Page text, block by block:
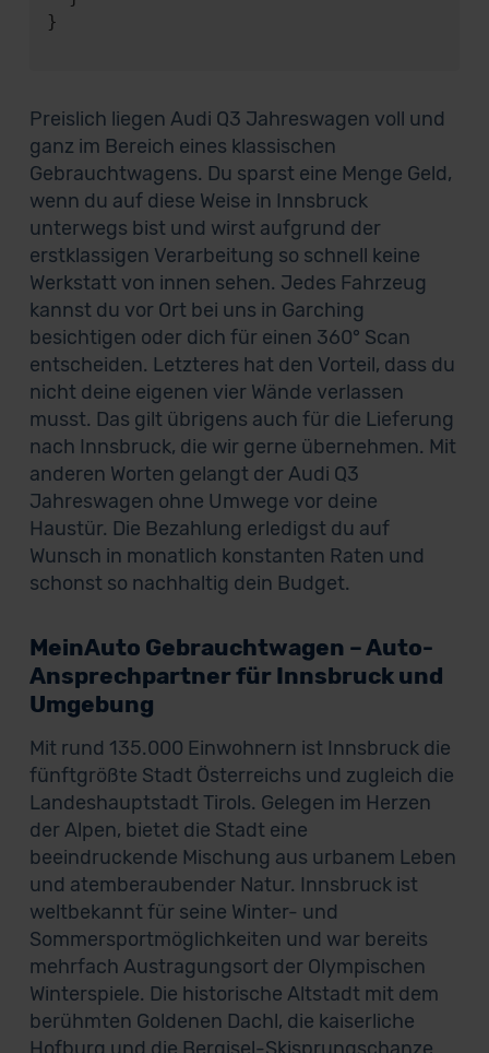
}
Preislich liegen Audi Q3 Jahreswagen voll und
ganz im Bereich eines klassischen
Gebrauchtwagens. Du sparst eine Menge Geld,
wenn du auf diese Weise in Innsbruck
unterwegs bist und wirst aufgrund der
erstklassigen Verarbeitung so schnell keine
Werkstatt von innen sehen. Jedes Fahrzeug
kannst du vor Ort bei uns in Garching
besichtigen oder dich für einen 360° Scan
entscheiden. Letzteres hat den Vorteil, dass du
nicht deine eigenen vier Wände verlassen
musst. Das gilt übrigens auch für die Lieferung
nach Innsbruck, die wir gerne übernehmen. Mit
anderen Worten gelangt der Audi Q3
Jahreswagen ohne Umwege vor deine
Haustür. Die Bezahlung erledigst du auf
Wunsch in monatlich konstanten Raten und
schonst so nachhaltig dein Budget.
MeinAuto Gebrauchtwagen – Auto-
Ansprechpartner für Innsbruck und
Umgebung
Mit rund 135.000 Einwohnern ist Innsbruck die
fünftgrößte Stadt Österreichs und zugleich die
Landeshauptstadt Tirols. Gelegen im Herzen
der Alpen, bietet die Stadt eine
beeindruckende Mischung aus urbanem Leben
und atemberaubender Natur. Innsbruck ist
weltbekannt für seine Winter- und
Sommersportmöglichkeiten und war bereits
mehrfach Austragungsort der Olympischen
Winterspiele. Die historische Altstadt mit dem
berühmten Goldenen Dachl, die kaiserliche